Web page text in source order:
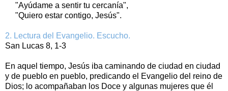
"Ayúdame a sentir tu cercanía",
"Quiero estar contigo, Jesús".
2. Lectura del Evangelio. Escucho.
San Lucas 8, 1-3
En aquel tiempo, Jesús iba caminando de ciudad en ciudad
y de pueblo en pueblo, predicando el Evangelio del reino de
Dios; lo acompañaban los Doce y algunas mujeres que él